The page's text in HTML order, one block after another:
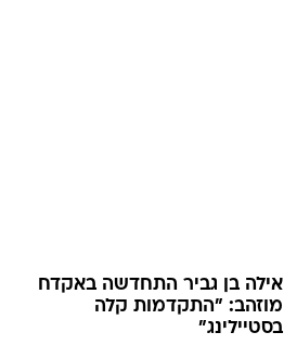
אילה בן גביר התחדשה באקדח
מוזהב: "התקדמות קלה
בסטיילינג"